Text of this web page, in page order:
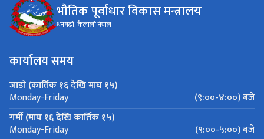
भौतिक पूर्वाधार विकास मन्त्रालय
धनगढी, कैलाली नेपाल
कार्यालय समय
जाडो (कार्तिक १६ देखि माघ १५)
Monday-Friday
(९:००-४:००) बजे
गर्मी (माघ १६ देखि कार्तिक १५)
Monday-Friday (९:००-५:००) बजे